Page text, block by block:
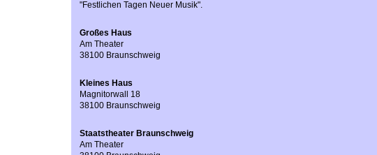
"Festlichen Tagen Neuer Musik".
Großes Haus
Am Theater
38100 Braunschweig
Kleines Haus
Magnitorwall 18
38100 Braunschweig
Staatstheater Braunschweig
Am Theater